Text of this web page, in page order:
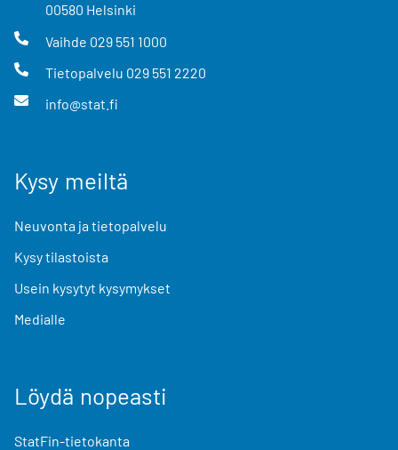
00580 Helsinki
Vaihde 029 551 1000
Tietopalvelu 029 551 2220
info@stat.fi
Kysy meiltä
Neuvonta ja tietopalvelu
Kysy tilastoista
Usein kysytyt kysymykset
Medialle
Löydä nopeasti
StatFin-tietokanta